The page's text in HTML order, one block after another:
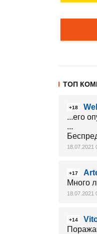
ТОП
+18
...его
...
18.07.2021
+17
Много
18.07.2021
+14